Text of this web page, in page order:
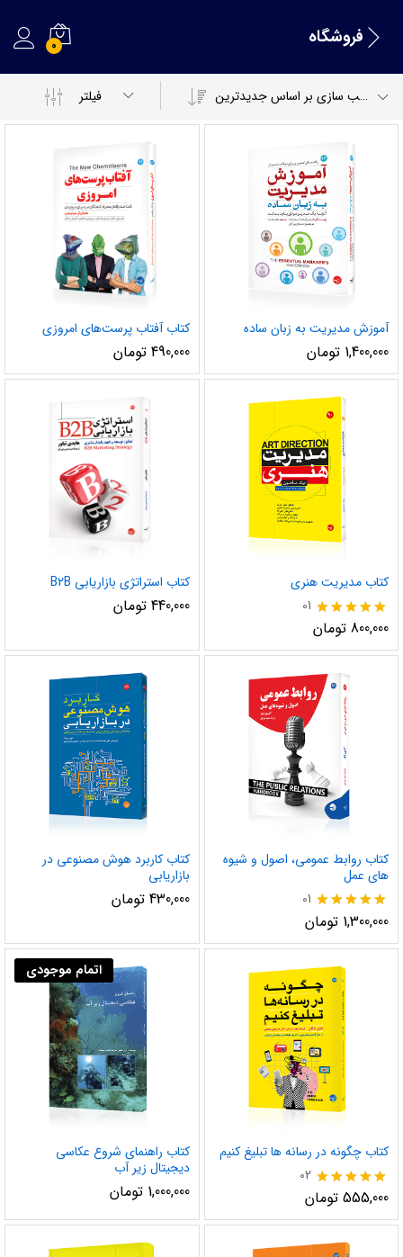
فروشگاه 0
فیلتر مرتب سازی بر اساس جدیدترین
آموزش مدیریت به زبان ساده
1,400,000 تومان
کتاب آفتاب پرست‌های امروزی
490,000 تومان
کتاب مدیریت هنری
نمره
5.00
از 5
01
800,000 تومان
کتاب استراتژی بازاریابی B2B
440,000 تومان
کتاب روابط عمومی، اصول و شیوه
های عمل
نمره
5.00
از 5
01
1,300,000 تومان
کتاب کاربرد هوش مصنوعی در
بازاریابی
430,000 تومان
کتاب چگونه در رسانه ها تبلیغ کنیم
نمره
5.00
از 5
02
555,000 تومان
اتمام موجودی
کتاب راهنمای شروع عکاسی
دیجیتال زیر آب
1,000,000 تومان